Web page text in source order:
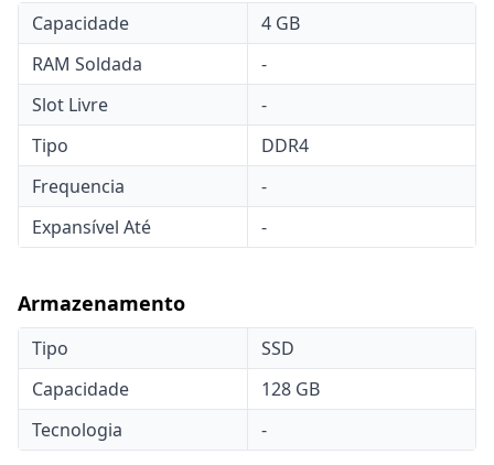
Capacidade
4 GB
RAM Soldada
-
Slot Livre
-
Tipo
DDR4
Frequencia
-
Expansível Até
-
Armazenamento
Tipo
SSD
Capacidade
128 GB
Tecnologia
-